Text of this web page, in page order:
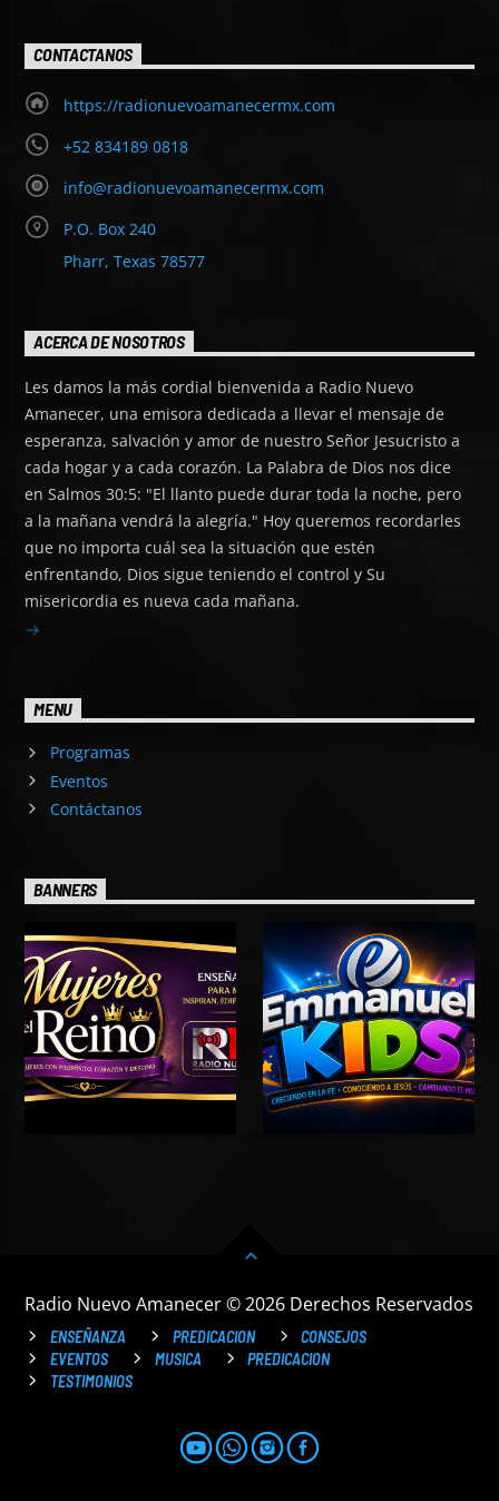
CONTACTANOS
https://radionuevoamanecermx.com
+52 834189 0818
info@radionuevoamanecermx.com
P.O. Box 240
Pharr, Texas 78577
ACERCA DE NOSOTROS
Les damos la más cordial bienvenida a Radio Nuevo
Amanecer, una emisora dedicada a llevar el mensaje de
esperanza, salvación y amor de nuestro Señor Jesucristo a
cada hogar y a cada corazón. La Palabra de Dios nos dice
en Salmos 30:5: "El llanto puede durar toda la noche, pero
a la mañana vendrá la alegría." Hoy queremos recordarles
que no importa cuál sea la situación que estén
enfrentando, Dios sigue teniendo el control y Su
misericordia es nueva cada mañana.
MENU
Programas
Eventos
Contáctanos
BANNERS
Radio Nuevo Amanecer © 2026 Derechos Reservados
ENSEÑANZA PREDICACION
CONSEJOS
EVENTOS
MUSICA
PREDICACION
TESTIMONIOS